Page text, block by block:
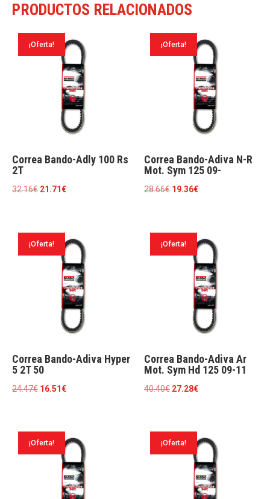
PRODUCTOS RELACIONADOS
¡Oferta!
Correa Bando-Adly 100 Rs
2T
32.16€ El
era:
32.16€.
21.71€El
21.71€.
¡Oferta!
Correa Bando-Adiva N-R
Mot. Sym 125 09-
28.66€ El
era:
28.66€.
19.36€El
19.36€.
¡Oferta!
Correa Bando-Adiva Hyper
5 2T 50
24.47€ El
24.47€.
16.51€El
16.51€.
¡Oferta!
Correa Bando-Adiva Ar
Mot. Sym Hd 125 09-11
40.40€ El
40.40€.
27.28€El
27.28€.
¡Oferta! ¡Oferta!